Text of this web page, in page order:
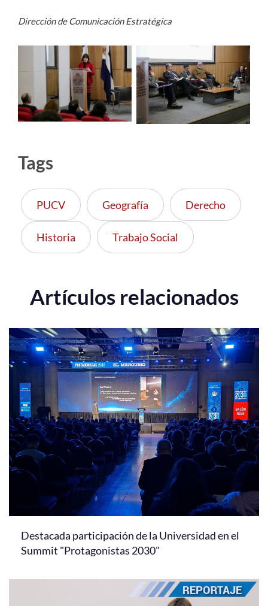
Dirección de Comunicación Estratégica
Tags
PUCV Geografía Derecho
Historia Trabajo Social
Artículos relacionados
Destacada participación de la Universidad en el
Summit "Protagonistas 2030"